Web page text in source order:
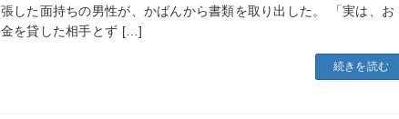
張した面持ちの男性が、かばんから書類を取り出した。 「実は、お
金を貸した相手とず […]
続きを読む